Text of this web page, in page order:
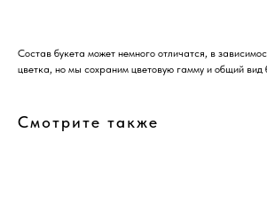
Состав букета может немного отличатся, в
цветка, но мы сохраним цветовую гамму и общий вид
Смотрите также